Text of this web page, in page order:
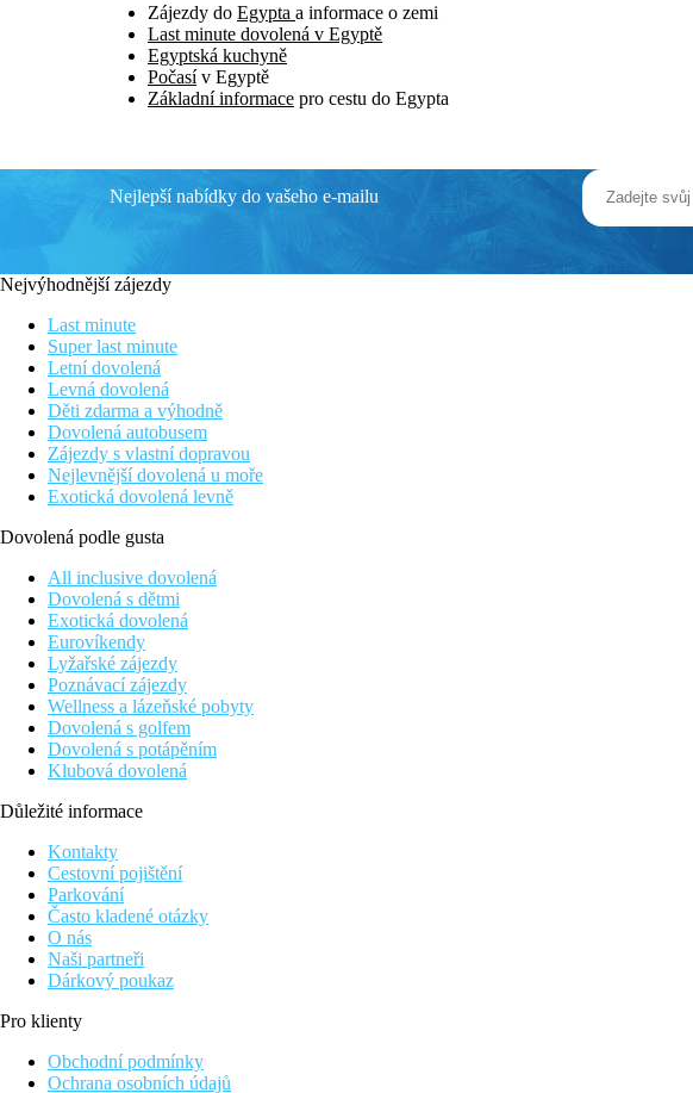
Zájezdy do Egypta a informace o zemi
Last minute dovolená v Egyptě
Egyptská kuchyně
Počasív Egyptě
Základní informace pro cestu do Egypta
Nejlepší nabídky do vašeho e-mailu
Nejvýhodnější zájezdy
Last minute
Super last minute
Letní dovolená
Levná dovolená
Děti zdarma a výhodně
Dovolená autobusem
Zájezdy s vlastní dopravou
Nejlevnější dovolená u moře
Exotická dovolená levně
Dovolená podle gusta
All inclusive dovolená
Dovolená s dětmi
Exotická dovolená
Eurovíkendy
Lyžařské zájezdy
Poznávací zájezdy
Wellness a lázeňské pobyty
Dovolená s golfem
Dovolená s potápěním
Klubová dovolená
Důležité informace
Kontakty
Cestovní pojištění
Parkování
Často kladené otázky
O nás
Naši partneři
Dárkový poukaz
Pro klienty
Obchodní podmínky
Ochrana osobních údajů